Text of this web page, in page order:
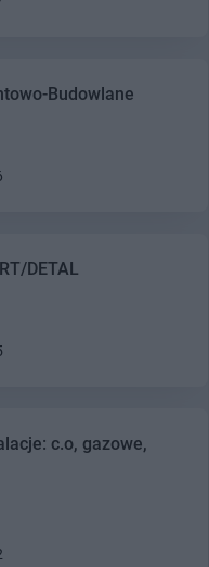
Budowlane
DETAL
c.o, gazowe,